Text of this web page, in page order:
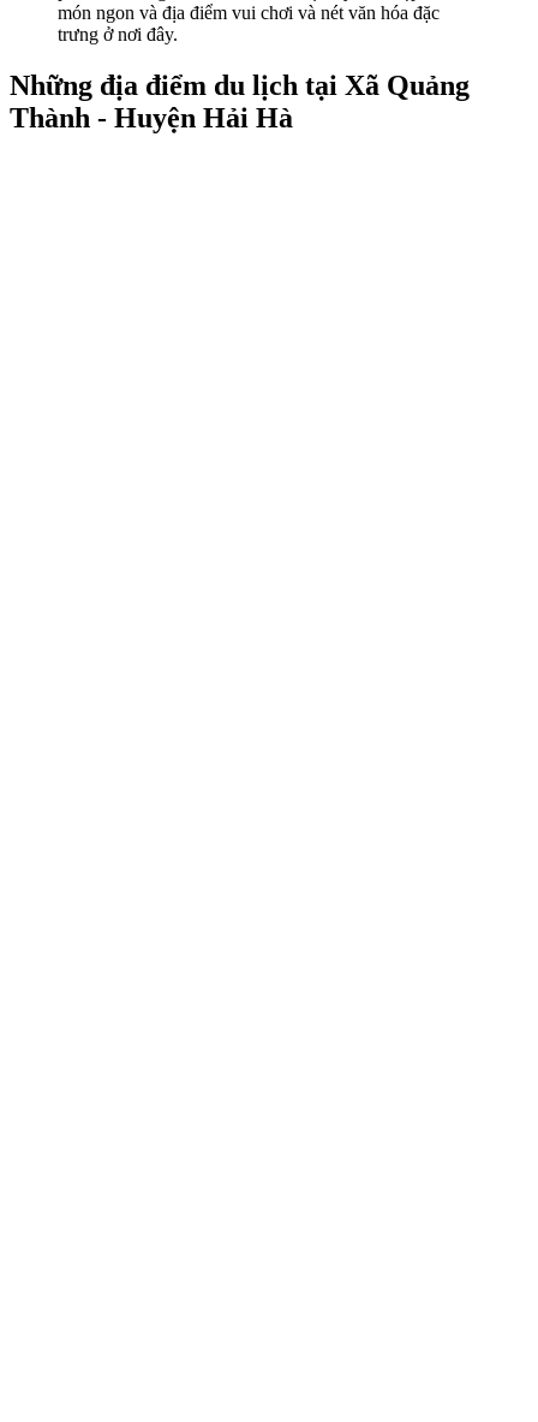
món ngon và địa điểm vui chơi và nét văn hóa đặc
trưng ở nơi đây.
Những địa điểm du lịch tại Xã Quảng
Thành - Huyện Hải Hà